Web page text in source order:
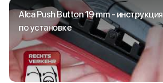
Alca Push Button 19 mm - инструкция
по установке